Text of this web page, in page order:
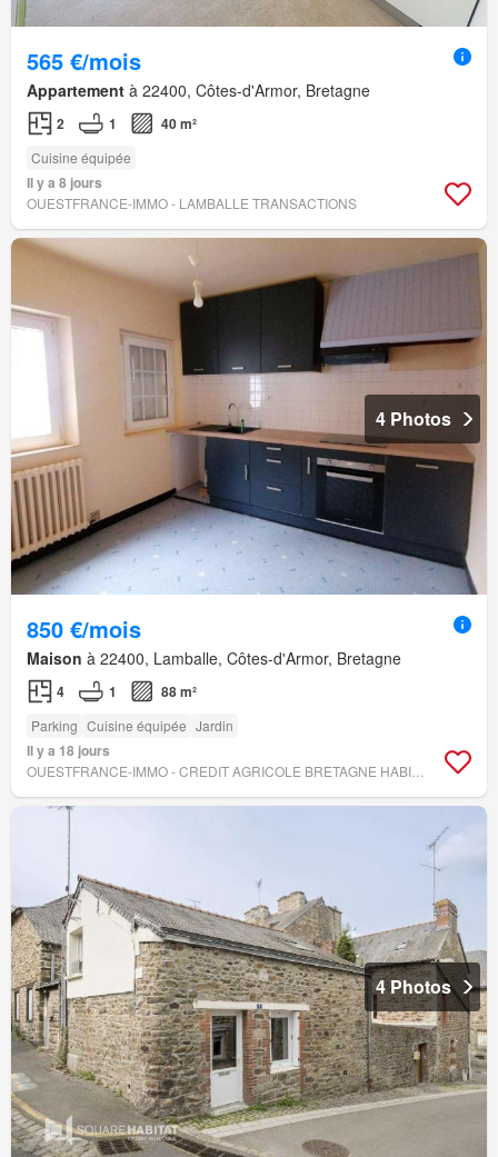
565 €/mois
Appartement à 22400, Côtes-d'Armor, Bretagne
2 1 40 m²
Cuisine équipée
Il y a 8 jours
OUESTFRANCE-IMMO - LAMBALLE TRANSACTIONS
4 Photos
850 €/mois
Maison à 22400, Lamballe, Côtes-d'Armor, Bretagne
4 1 88 m²
Parking Cuisine équipée Jardin
Il y a 18 jours
4 Photos